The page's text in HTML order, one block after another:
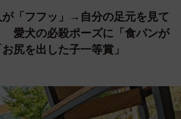
が「フフッ」→自分の足元を見て
犬の必殺ポーズに「食パンが
尻を出した子一等賞」